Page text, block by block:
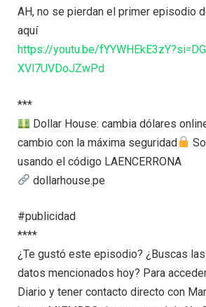
AH, no se pierdan el primer episodio
aquí
https://youtu.be/
XVl7UVDoJZwPd
***
Dollar House: cambia dólares
cambio con la máxima seguridad
usando el código LAENCERRONA
dollarhouse.pe
#publicidad
****
¿Te gustó este episodio? ¿Buscas
datos mencionados hoy? Para
Diario y tener contacto directo con